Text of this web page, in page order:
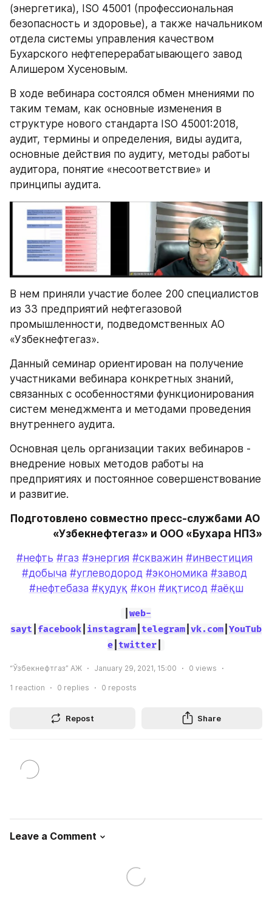
(энергетика), ISO 45001 (профессиональная
безопасность и здоровье), а также начальником
отдела системы управления качеством
Бухарского нефтеперерабатывающего завод
Алишером Хусеновым.
В ходе вебинара состоялся обмен мнениями по
таким темам, как основные изменения в
структуре нового стандарта ISO 45001:2018,
аудит, термины и определения, виды аудита,
основные действия по аудиту, методы работы
аудитора, понятие «несоответствие» и
принципы аудита.
В нем приняли участие более 200 специалистов
из 33 предприятий нефтегазовой
промышленности, подведомственных АО
«Узбекнефтегаз».
Данный семинар ориентирован на получение
участниками вебинара конкретных знаний,
связанных с особенностями функционирования
систем менеджмента и методами проведения
внутреннего аудита.
Основная цель организации таких вебинаров -
внедрение новых методов работы на
предприятиях и постоянное совершенствование
и развитие.
Подготовлено совместно пресс-службами АО
«Узбекнефтегаз» и ООО «Бухара НПЗ»
#нефть #газ #энергия #скважин #инвестиция
#добыча #углеводород #экономика #завод
#нефтебаза #қудуқ #кон #иқтисод #аёқш
web-
sayt facebook instagram telegram vk.com YouTub
e| twitter|
“Ўзбекнефтгаз” АЖ January 29, 2021, 15:00 0 views
1 reaction 0 replies 0 reposts
Repost Share
Leave a Comment